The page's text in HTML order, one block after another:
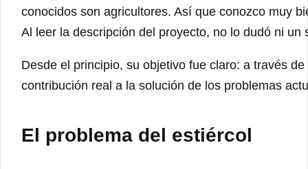
conocidos son agricultores. Así que conozco muy
Al leer la descripción del proyecto, no lo dudó ni
Desde el principio, su objetivo fue claro: a través
contribución real a la solución de los problemas
El problema del estiércol